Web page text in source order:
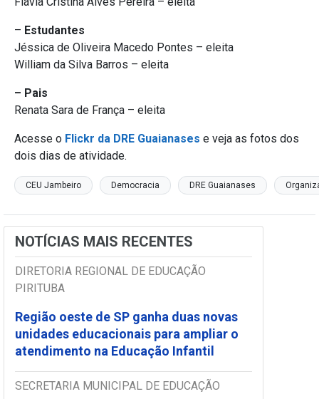
– Estudantes
Jéssica de Oliveira Macedo Pontes – eleita
William da Silva Barros – eleita
– Pais
Renata Sara de França – eleita
Acesse o Flickr da DRE Guaianases e veja as fotos dos
dois dias de atividade.
CEU Jambeiro Democracia DRE Guaianases
NOTÍCIAS MAIS RECENTES
DIRETORIA REGIONAL DE EDUCAÇÃO
PIRITUBA
Região oeste de SP ganha duas novas
unidades educacionais para ampliar o
atendimento na Educação Infantil
SECRETARIA MUNICIPAL DE EDUCAÇÃO